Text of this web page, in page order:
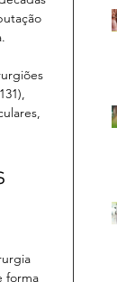
forma